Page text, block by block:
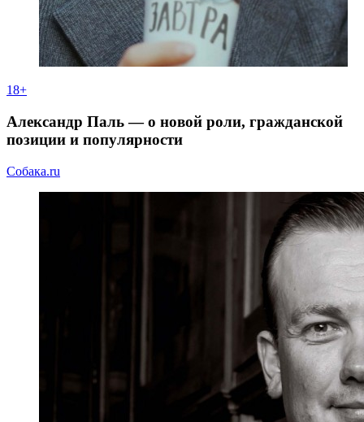
18+
Александр Паль — о новой роли, гражданской
позиции и популярности
Собака.ru